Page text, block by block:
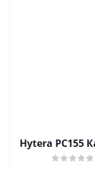
Hytera PC155